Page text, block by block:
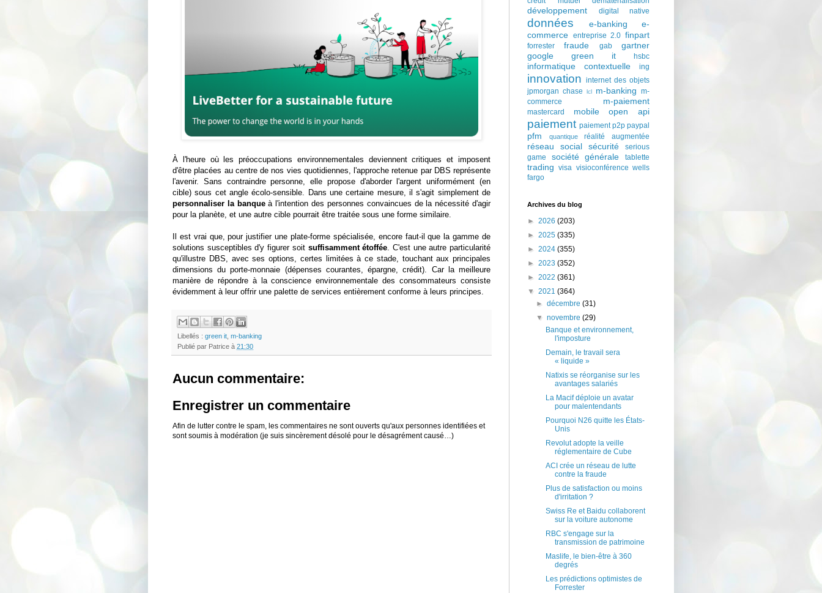
À l'heure où les préoccupations environnementales deviennent critiques et imposent
d'être placées au centre de nos vies quotidiennes, l'approche retenue par DBS représente
l'avenir. Sans contraindre personne, elle propose d'aborder l'argent uniformément (en
cible) sous cet angle écolo-sensible. Dans une certaine mesure, il s'agit simplement de
personnaliser la banqueà l'intention des personnes convaincues de la nécessité d'agir
pour la planète, et une autre cible pourrait être traitée sous une forme similaire.
Il est vrai que, pour justifier une plate-forme spécialisée, encore faut-il que la gamme de
solutions susceptibles d'y figurer soit suffisamment étoffée. C'est une autre particularité
qu'illustre DBS, avec ses options, certes limitées à ce stade, touchant aux principales
dimensions du porte-monnaie (dépenses courantes, épargne, crédit). Car la meilleure
manière de répondre à la conscience environnementale des consommateurs consiste
évidemment à leur offrir une palette de services entièrement conforme à leurs principes.
Libellés : green it, m-banking
Publié par Patrice à 21:30
Aucun commentaire:
Enregistrer un commentaire
Afin de lutter contre le spam, les commentaires ne sont ouverts qu'aux personnes identifiées et
sont soumis à modération (je suis sincèrement désolé pour le désagrément causé…)
développement digital native
données e-banking
e-
commerce entreprise 2.0 finpart
forrester fraude gab
gartner
google
green it hsbc
informatique contextuelle ing
innovation internet des objets
jpmorgan chase
lcl m-banking m-
commerce
m-paiement
mastercard mobile open api
paiement paiement p2p paypal
pfm quantique réalité augmentée
réseau social sécurité
serious
game
société générale tablette
trading visa visioconférence wells
fargo
Archives du blog
► 2026 (203)
► 2025 (335)
► 2024 (355)
► 2023 (352)
► 2022 (361)
▼ 2021 (364)
►décembre(31)
▼novembre(29)
Banque et environnement,
l'imposture
Demain, le travail sera
« liquide »
Natixis se réorganise sur les
avantages salariés
La Macif déploie un avatar
pour malentendants
Pourquoi N26 quitte les États-
Unis
Revolut adopte la veille
réglementaire de Cube
ACI crée un réseau de lutte
contre la fraude
Plus de satisfaction ou moins
d'irritation ?
Swiss Re et Baidu collaborent
sur la voiture autonome
RBC s'engage sur la
transmission de patrimoine
Maslife, le bien-être à 360
degrés
Les prédictions optimistes de
Forrester